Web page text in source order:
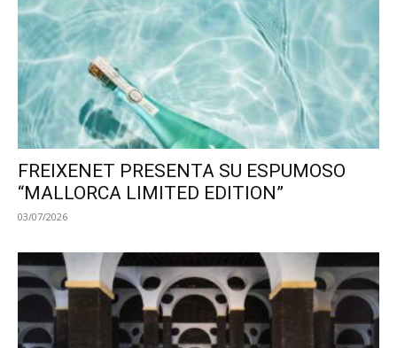
FREIXENET PRESENTA SU ESPUMOSO
“MALLORCA LIMITED EDITION”
03/07/2026